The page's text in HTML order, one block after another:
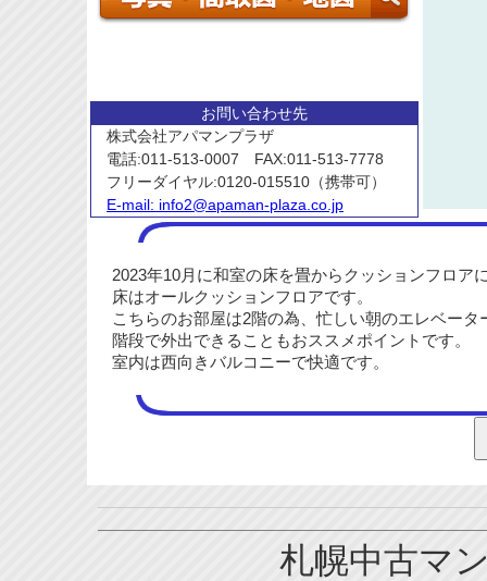
お問い合わせ先
株式会社アパマンプラザ
電話:011-513-0007 FAX:011-513-7778
フリーダイヤル:0120-015510（携帯可）
E-mail: info2@apaman-plaza.co.jp
2023年10月に和室の床を畳からクッションフロア
床はオールクッションフロアです。
こちらのお部屋は2階の為、忙しい朝のエレベータ
階段で外出できることもおススメポイントです。
室内は西向きバルコニーで快適です。
札幌中古マ